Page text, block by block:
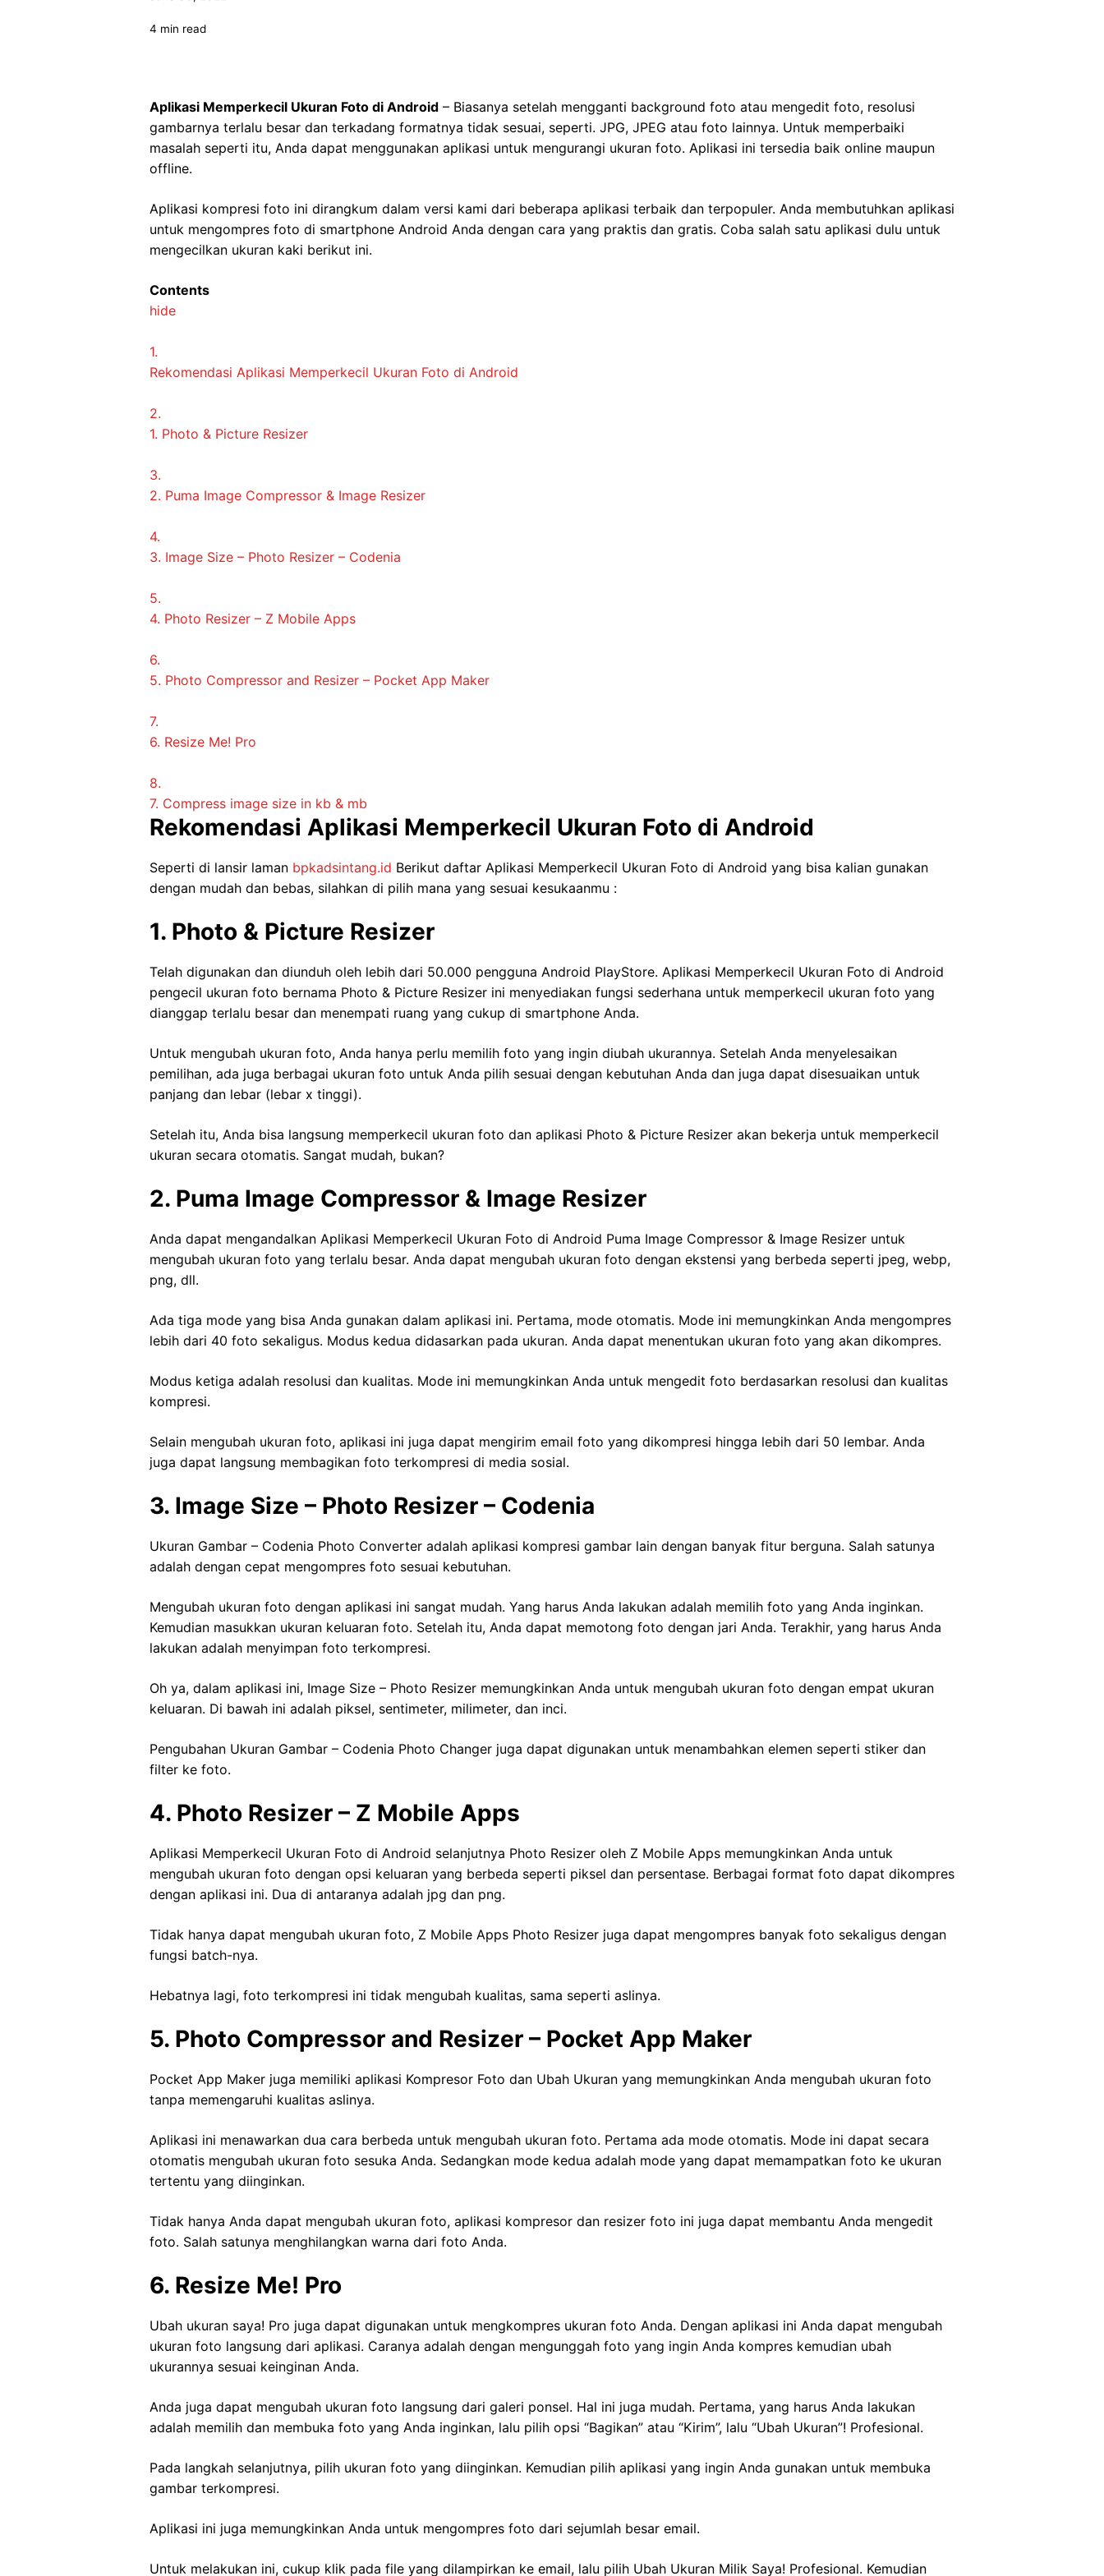
4 min read
Aplikasi Memperkecil Ukuran Foto di Android – Biasanya setelah mengganti background foto atau mengedit foto, resolusi
gambarnya terlalu besar dan terkadang formatnya tidak sesuai, seperti. JPG, JPEG atau foto lainnya. Untuk memperbaiki
masalah seperti itu, Anda dapat menggunakan aplikasi untuk mengurangi ukuran foto. Aplikasi ini tersedia baik online maupun
offline.
Aplikasi kompresi foto ini dirangkum dalam versi kami dari beberapa aplikasi terbaik dan terpopuler. Anda membutuhkan aplikasi
untuk mengompres foto di smartphone Android Anda dengan cara yang praktis dan gratis. Coba salah satu aplikasi dulu untuk
mengecilkan ukuran kaki berikut ini.
Contents
hide
1.
Rekomendasi Aplikasi Memperkecil Ukuran Foto di Android
2.
1. Photo & Picture Resizer
3.
2. Puma Image Compressor & Image Resizer
4.
3. Image Size – Photo Resizer – Codenia
5.
4. Photo Resizer – Z Mobile Apps
6.
5. Photo Compressor and Resizer – Pocket App Maker
7.
6. Resize Me! Pro
8.
7. Compress image size in kb & mb
Rekomendasi Aplikasi Memperkecil Ukuran Foto di Android
Seperti di lansir laman bpkadsintang.id Berikut daftar Aplikasi Memperkecil Ukuran Foto di Android yang bisa kalian gunakan
dengan mudah dan bebas, silahkan di pilih mana yang sesuai kesukaanmu :
1. Photo & Picture Resizer
Telah digunakan dan diunduh oleh lebih dari 50.000 pengguna Android PlayStore. Aplikasi Memperkecil Ukuran Foto di Android
pengecil ukuran foto bernama Photo & Picture Resizer ini menyediakan fungsi sederhana untuk memperkecil ukuran foto yang
dianggap terlalu besar dan menempati ruang yang cukup di smartphone Anda.
Untuk mengubah ukuran foto, Anda hanya perlu memilih foto yang ingin diubah ukurannya. Setelah Anda menyelesaikan
pemilihan, ada juga berbagai ukuran foto untuk Anda pilih sesuai dengan kebutuhan Anda dan juga dapat disesuaikan untuk
panjang dan lebar (lebar x tinggi).
Setelah itu, Anda bisa langsung memperkecil ukuran foto dan aplikasi Photo & Picture Resizer akan bekerja untuk memperkecil
ukuran secara otomatis. Sangat mudah, bukan?
2. Puma Image Compressor & Image Resizer
Anda dapat mengandalkan Aplikasi Memperkecil Ukuran Foto di Android Puma Image Compressor & Image Resizer untuk
mengubah ukuran foto yang terlalu besar. Anda dapat mengubah ukuran foto dengan ekstensi yang berbeda seperti jpeg, webp,
png, dll.
Ada tiga mode yang bisa Anda gunakan dalam aplikasi ini. Pertama, mode otomatis. Mode ini memungkinkan Anda mengompres
lebih dari 40 foto sekaligus. Modus kedua didasarkan pada ukuran. Anda dapat menentukan ukuran foto yang akan dikompres.
Modus ketiga adalah resolusi dan kualitas. Mode ini memungkinkan Anda untuk mengedit foto berdasarkan resolusi dan kualitas
kompresi.
Selain mengubah ukuran foto, aplikasi ini juga dapat mengirim email foto yang dikompresi hingga lebih dari 50 lembar. Anda
juga dapat langsung membagikan foto terkompresi di media sosial.
3. Image Size – Photo Resizer – Codenia
Ukuran Gambar – Codenia Photo Converter adalah aplikasi kompresi gambar lain dengan banyak fitur berguna. Salah satunya
adalah dengan cepat mengompres foto sesuai kebutuhan.
Mengubah ukuran foto dengan aplikasi ini sangat mudah. Yang harus Anda lakukan adalah memilih foto yang Anda inginkan.
Kemudian masukkan ukuran keluaran foto. Setelah itu, Anda dapat memotong foto dengan jari Anda. Terakhir, yang harus Anda
lakukan adalah menyimpan foto terkompresi.
Oh ya, dalam aplikasi ini, Image Size – Photo Resizer memungkinkan Anda untuk mengubah ukuran foto dengan empat ukuran
keluaran. Di bawah ini adalah piksel, sentimeter, milimeter, dan inci.
Pengubahan Ukuran Gambar – Codenia Photo Changer juga dapat digunakan untuk menambahkan elemen seperti stiker dan
filter ke foto.
4. Photo Resizer – Z Mobile Apps
Aplikasi Memperkecil Ukuran Foto di Android selanjutnya Photo Resizer oleh Z Mobile Apps memungkinkan Anda untuk
mengubah ukuran foto dengan opsi keluaran yang berbeda seperti piksel dan persentase. Berbagai format foto dapat dikompres
dengan aplikasi ini. Dua di antaranya adalah jpg dan png.
Tidak hanya dapat mengubah ukuran foto, Z Mobile Apps Photo Resizer juga dapat mengompres banyak foto sekaligus dengan
fungsi batch-nya.
Hebatnya lagi, foto terkompresi ini tidak mengubah kualitas, sama seperti aslinya.
5. Photo Compressor and Resizer – Pocket App Maker
Pocket App Maker juga memiliki aplikasi Kompresor Foto dan Ubah Ukuran yang memungkinkan Anda mengubah ukuran foto
tanpa memengaruhi kualitas aslinya.
Aplikasi ini menawarkan dua cara berbeda untuk mengubah ukuran foto. Pertama ada mode otomatis. Mode ini dapat secara
otomatis mengubah ukuran foto sesuka Anda. Sedangkan mode kedua adalah mode yang dapat memampatkan foto ke ukuran
tertentu yang diinginkan.
Tidak hanya Anda dapat mengubah ukuran foto, aplikasi kompresor dan resizer foto ini juga dapat membantu Anda mengedit
foto. Salah satunya menghilangkan warna dari foto Anda.
6. Resize Me! Pro
Ubah ukuran saya! Pro juga dapat digunakan untuk mengkompres ukuran foto Anda. Dengan aplikasi ini Anda dapat mengubah
ukuran foto langsung dari aplikasi. Caranya adalah dengan mengunggah foto yang ingin Anda kompres kemudian ubah
ukurannya sesuai keinginan Anda.
Anda juga dapat mengubah ukuran foto langsung dari galeri ponsel. Hal ini juga mudah. Pertama, yang harus Anda lakukan
adalah memilih dan membuka foto yang Anda inginkan, lalu pilih opsi “Bagikan” atau “Kirim”, lalu “Ubah Ukuran”! Profesional.
Pada langkah selanjutnya, pilih ukuran foto yang diinginkan. Kemudian pilih aplikasi yang ingin Anda gunakan untuk membuka
gambar terkompresi.
Aplikasi ini juga memungkinkan Anda untuk mengompres foto dari sejumlah besar email.
Untuk melakukan ini, cukup klik pada file yang dilampirkan ke email, lalu pilih Ubah Ukuran Milik Saya! Profesional. Kemudian